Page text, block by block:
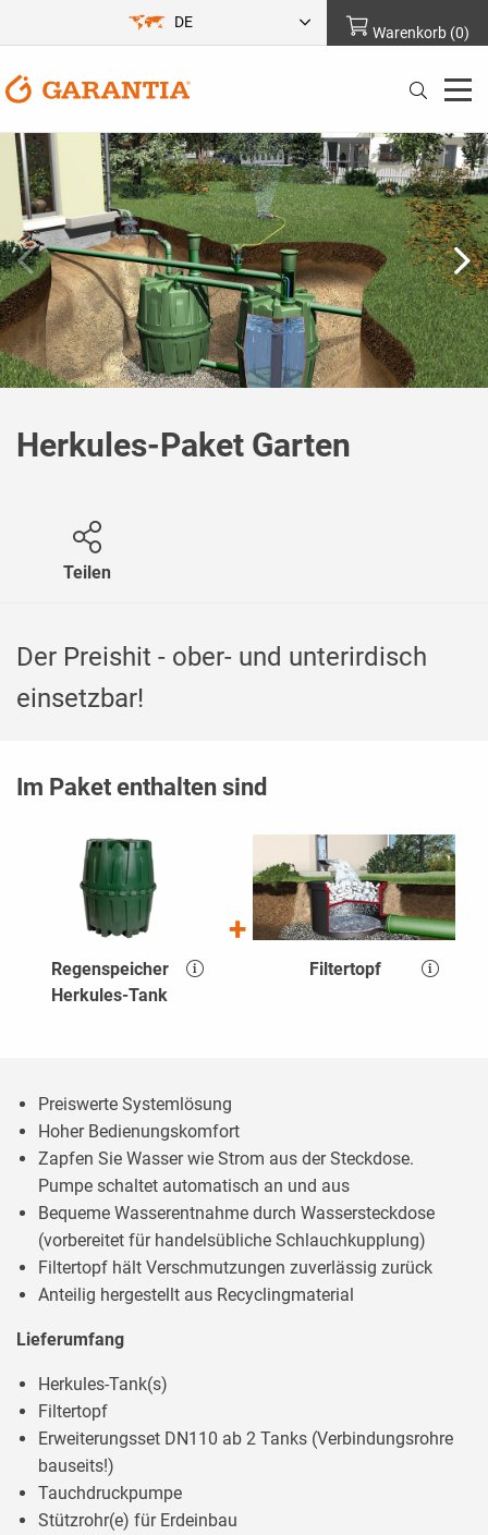
Warenkorb (0)
DE
Herkules-Paket Garten
Teilen
Der Preishit - ober- und unterirdisch
einsetzbar!
Im Paket enthalten sind
Regenspeicher
Herkules-Tank
Filtertopf
Preiswerte Systemlösung
Hoher Bedienungskomfort
Zapfen Sie Wasser wie Strom aus der Steckdose.
Pumpe schaltet automatisch an und aus
Bequeme Wasserentnahme durch Wassersteckdose
(vorbereitet für handelsübliche Schlauchkupplung)
Filtertopf hält Verschmutzungen zuverlässig zurück
Anteilig hergestellt aus Recyclingmaterial
Lieferumfang
Herkules-Tank(s)
Filtertopf
Erweiterungsset DN110 ab 2 Tanks (Verbindungsrohre
bauseits!)
Tauchdruckpumpe
Stützrohr(e) für Erdeinbau